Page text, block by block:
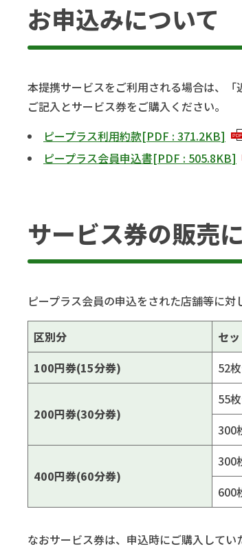
お申込みについて
本提携サービスをご利用される場合は、
ご記入とサービス券をご購入ください。
ピープラス利用約款[PDF : 371.2KB] PDF
ピープラス会員申込書[PDF : 505.8KB]
サービス券の販売
ピープラス会員の申込をされた店舗等に対
区別分 セ
100円券(15分券)
52
200円券(30分券)
55
300
400円券(60分券)
300
600
なおサービス券は、申込時にご購入して